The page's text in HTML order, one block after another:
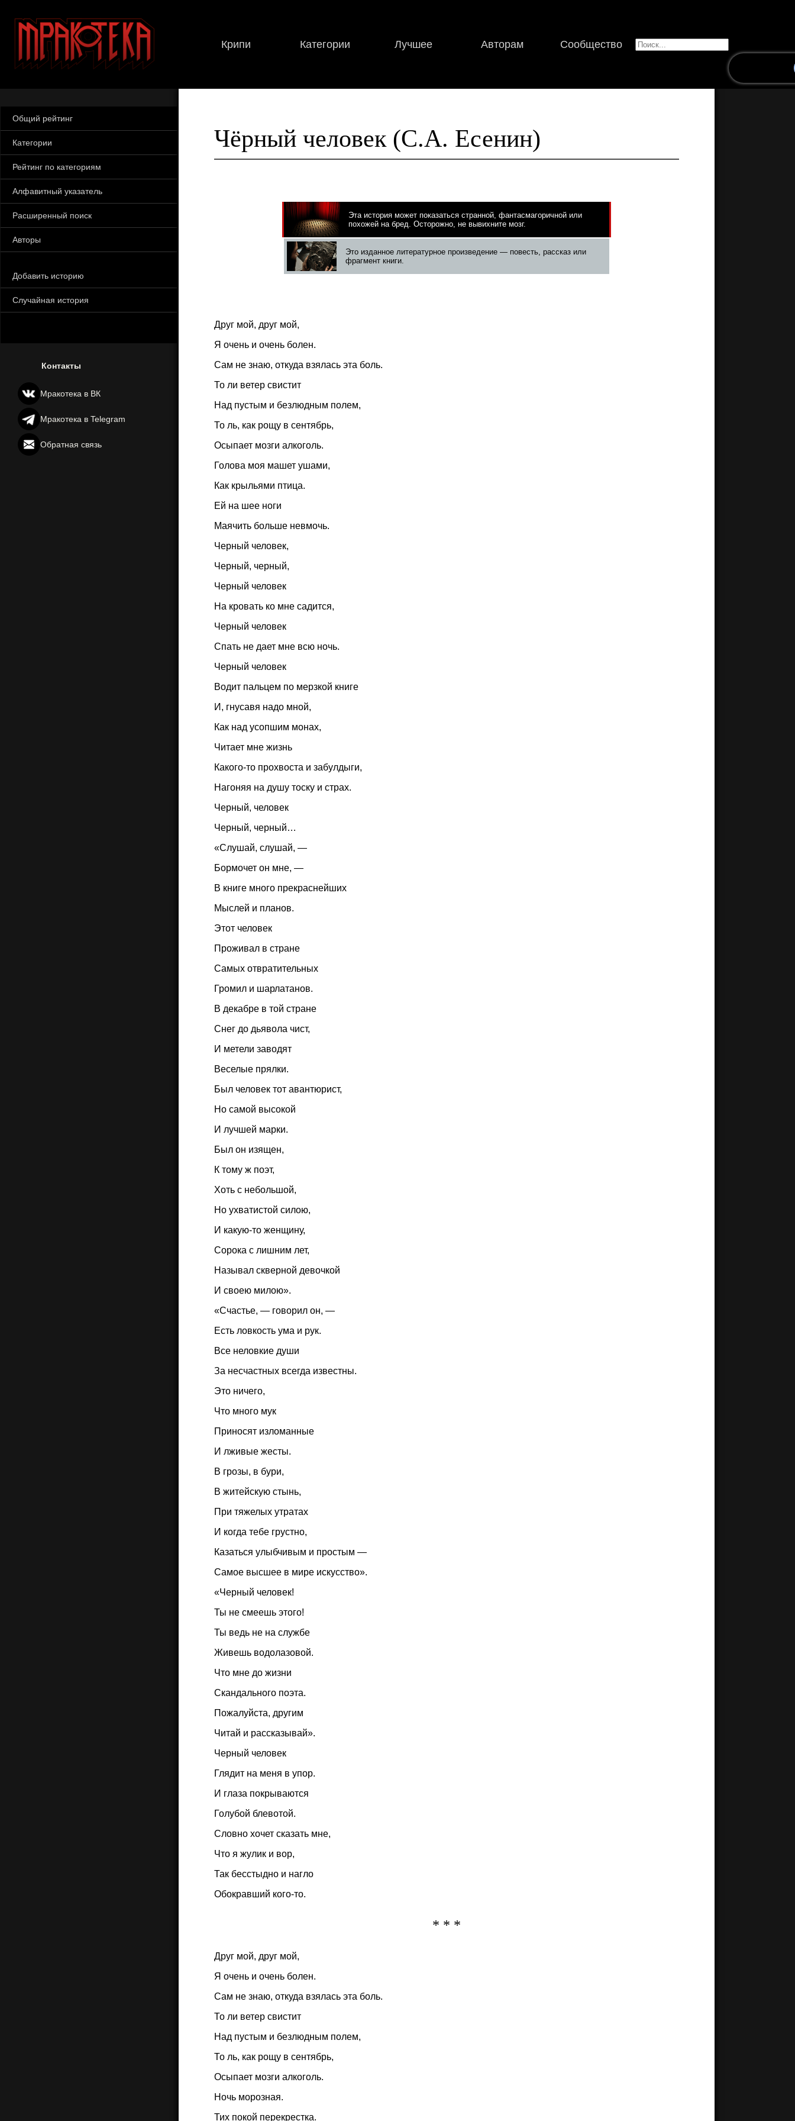
Крипи Категории Лучшее Авторам Сообщество
Общий рейтинг
Категории
Рейтинг по категориям
Алфавитный указатель
Расширенный поиск
Авторы
Добавить историю
Случайная история
Контакты
Мракотека в ВК
Мракотека в Telegram
Обратная связь
Чёрный человек (С.А. Есенин)
Эта история может показаться странной, фантасмагоричной или
похожей на бред. Осторожно, не вывихните мозг.
Это изданное литературное произведение — повесть, рассказ или
фрагмент книги.
Друг мой, друг мой,
Я очень и очень болен.
Сам не знаю, откуда взялась эта боль.
То ли ветер свистит
Над пустым и безлюдным полем,
То ль, как рощу в сентябрь,
Осыпает мозги алкоголь.
Голова моя машет ушами,
Как крыльями птица.
Ей на шее ноги
Маячить больше невмочь.
Черный человек,
Черный, черный,
Черный человек
На кровать ко мне садится,
Черный человек
Спать не дает мне всю ночь.
Черный человек
Водит пальцем по мерзкой книге
И, гнусавя надо мной,
Как над усопшим монах,
Читает мне жизнь
Какого-то прохвоста и забулдыги,
Нагоняя на душу тоску и страх.
Черный, человек
Черный, черный…
«Слушай, слушай, —
Бормочет он мне, —
В книге много прекраснейших
Мыслей и планов.
Этот человек
Проживал в стране
Самых отвратительных
Громил и шарлатанов.
В декабре в той стране
Снег до дьявола чист,
И метели заводят
Веселые прялки.
Был человек тот авантюрист,
Но самой высокой
И лучшей марки.
Был он изящен,
К тому ж поэт,
Хоть с небольшой,
Но ухватистой силою,
И какую-то женщину,
Сорока с лишним лет,
Называл скверной девочкой
И своею милою».
«Счастье, — говорил он, —
Есть ловкость ума и рук.
Все неловкие души
За несчастных всегда известны.
Это ничего,
Что много мук
Приносят изломанные
И лживые жесты.
В грозы, в бури,
В житейскую стынь,
При тяжелых утратах
И когда тебе грустно,
Казаться улыбчивым и простым —
Самое высшее в мире искусство».
«Черный человек!
Ты не смеешь этого!
Ты ведь не на службе
Живешь водолазовой.
Что мне до жизни
Скандального поэта.
Пожалуйста, другим
Читай и рассказывай».
Черный человек
Глядит на меня в упор.
И глаза покрываются
Голубой блевотой.
Словно хочет сказать мне,
Что я жулик и вор,
Так бесстыдно и нагло
Обокравший кого-то.
* * *
Друг мой, друг мой,
Я очень и очень болен.
Сам не знаю, откуда взялась эта боль.
То ли ветер свистит
Над пустым и безлюдным полем,
То ль, как рощу в сентябрь,
Осыпает мозги алкоголь.
Ночь морозная.
Тих покой перекрестка.